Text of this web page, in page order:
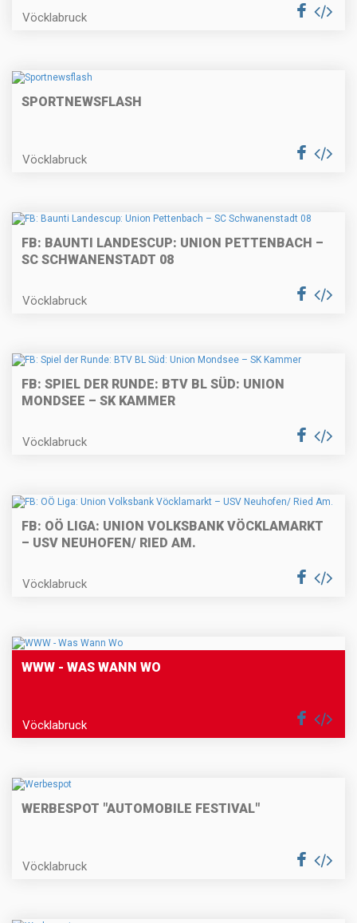
Vöcklabruck
SPORTNEWSFLASH
Vöcklabruck
FB: BAUNTI LANDESCUP: UNION PETTENBACH –
SC SCHWANENSTADT 08
Vöcklabruck
FB: SPIEL DER RUNDE: BTV BL SÜD: UNION
MONDSEE – SK KAMMER
Vöcklabruck
FB: OÖ LIGA: UNION VOLKSBANK VÖCKLAMARKT
– USV NEUHOFEN/ RIED AM.
Vöcklabruck
WWW - WAS WANN WO
Vöcklabruck
WERBESPOT "AUTOMOBILE FESTIVAL"
Vöcklabruck